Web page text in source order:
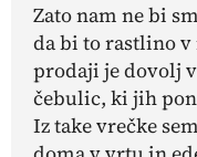
Zato nam ne bi
da bi to rastlino
prodaji je dovolj
čebulic, ki jih
Iz take vrečke